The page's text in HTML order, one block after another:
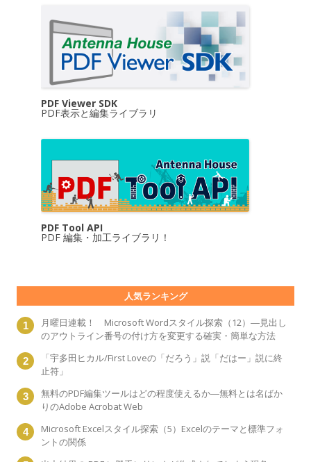
PDF Viewer SDK
PDF表示と編集ライブラリ
PDF Tool API
PDF 編集・加工ライブラリ！
人気ランキング
月曜日連載！ Microsoft Wordスタイル探索（12）―見出し
のアウトライン番号の付け方を変更する確実・簡単な方法
「宇多田ヒカル/First Loveの「だろう」説「だはー」説に終
止符」
無料のPDF編集ツールはどの程度使えるか―無料とは名ばか
りのAdobe Acrobat Web
Microsoft Excelスタイル探索（5）Excelのテーマと標準フォ
ントの関係